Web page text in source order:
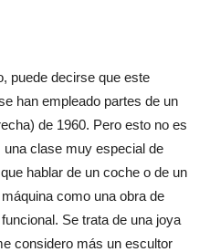
puede decirse que este
han empleado partes de un
de 1960. Pero esto no es
clase muy especial de
hablar de un coche o de un
como una obra de
Se trata de una joya
considero más un escultor